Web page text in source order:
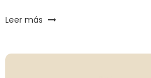
Leer más